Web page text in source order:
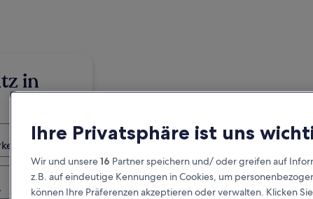
in
Ihre Privatsphäre ist uns
Wir und unsere16 Partner speichern und/ oder greifen auf
z.B. auf eindeutige Kennungen in Cookies, um
können Ihre Präferenzen akzeptieren oder verwalten. Klicken